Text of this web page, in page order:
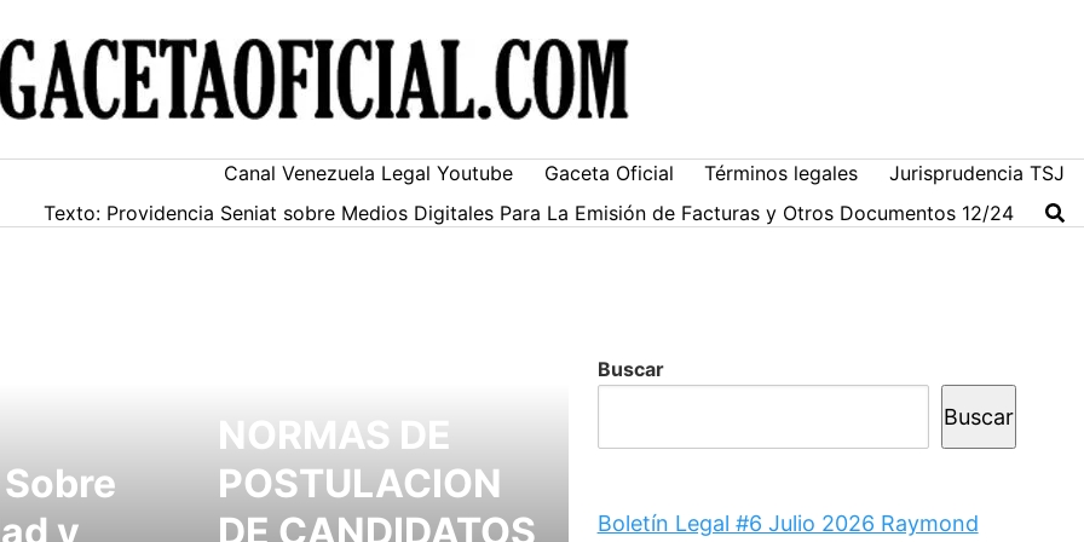
Canal Venezuela Legal Youtube Gaceta Oficial Términos legales
Jurisprudencia TSJ
Texto: Providencia Seniat sobre Medios Digitales Para La Emisión de Facturas y Otros Documentos 12/24
y
NORMAS DE
POSTULACION
DE CANDIDATOS
Buscar
Buscar
Boletín Legal #6 Julio 2026 Raymond